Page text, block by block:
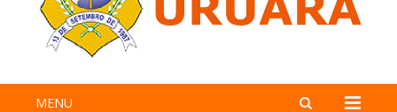
MENU